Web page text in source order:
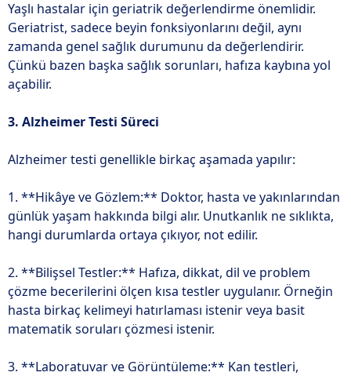
Yaşlı hastalar için geriatrik değerlendirme önemlidir.
Geriatrist, sadece beyin fonksiyonlarını değil, aynı
zamanda genel sağlık durumunu da değerlendirir.
Çünkü bazen başka sağlık sorunları, hafıza kaybına yol
açabilir.
3. Alzheimer Testi Süreci
Alzheimer testi genellikle birkaç aşamada yapılır:
1. **Hikâye ve Gözlem:** Doktor, hasta ve yakınlarından
günlük yaşam hakkında bilgi alır. Unutkanlık ne sıklıkta,
hangi durumlarda ortaya çıkıyor, not edilir.
2. **Bilişsel Testler:** Hafıza, dikkat, dil ve problem
çözme becerilerini ölçen kısa testler uygulanır. Örneğin
hasta birkaç kelimeyi hatırlaması istenir veya basit
matematik soruları çözmesi istenir.
3. **Laboratuvar ve Görüntüleme:** Kan testleri,